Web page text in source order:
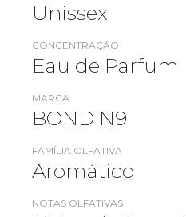
Unissex
CONCENTRAÇÃO
Eau de Parfum
MARCA
BOND N9
FAMÍLIA OLFATIVA
Aromático
NOTAS OLFATIVAS